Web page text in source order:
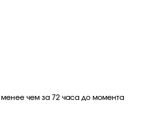
чем за 72 часа до момента